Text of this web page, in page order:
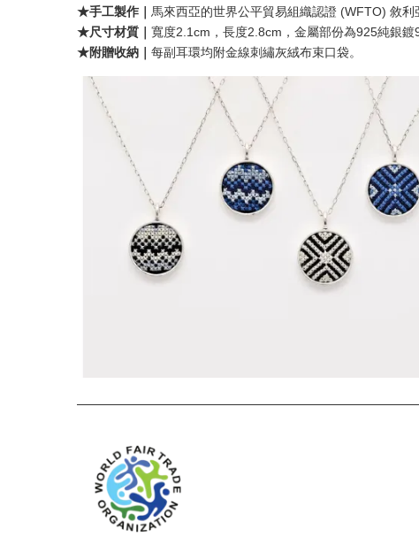
★手工製作｜ 馬來西亞的世界公平貿易組織認證 (WFTO) 敘利
★尺寸材質
寬度2.1cm，長度2.8cm，金屬部份為925純銀
★附贈收納
每副耳環均附金線刺繡灰絨布束口袋。